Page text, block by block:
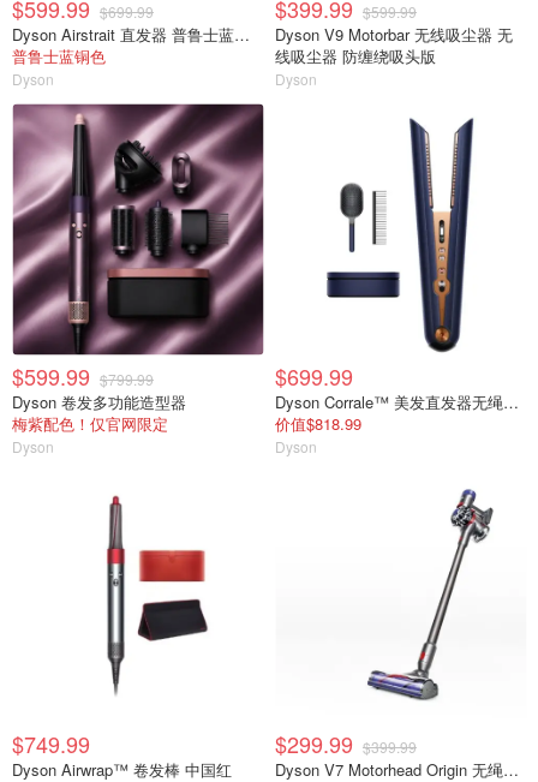
$599.99 $699.99
Dyson Airstrait 直发器 普鲁士蓝铜色
普鲁士蓝铜色
Dyson
$399.99 $599.99
Dyson V9 Motorbar 无线吸尘器 无
线吸尘器 防缠绕吸头版
Dyson
$599.99 $799.99
Dyson 卷发多功能造型器
梅紫配色！仅官网限定
Dyson
$699.99
Dyson Corrale™ 美发直发器无绳便携夹板卷直两用
价值$818.99
Dyson
$749.99
Dyson Airwrap™ 卷发棒 中国红
$299.99 $399.99
Dyson V7 Motorhead Origin 无绳吸尘器